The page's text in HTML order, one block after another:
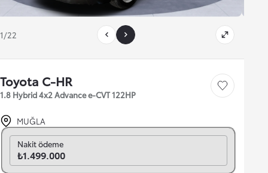
1/22
Toyota C-HR
1.8 Hybrid 4x2 Advance e-CVT 122HP
Save car
MUĞLA
Nakit ödeme
₺1.499.000